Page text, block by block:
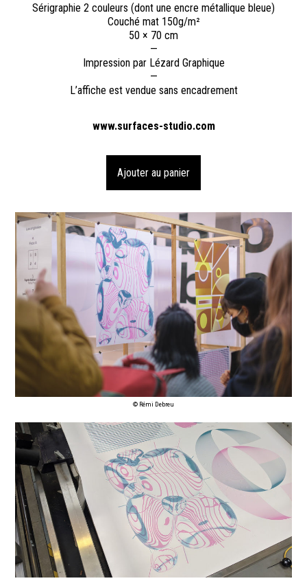
Sérigraphie 2 couleurs (dont une encre métallique bleue)
Couché mat 150g/m²
50 × 70 cm
—
Impression par Lézard Graphique
—
L’affiche est vendue sans encadrement
www.surfaces-studio.com
© Rémi Debreu